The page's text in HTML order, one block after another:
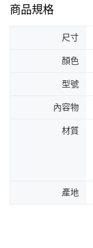
商品規格
尺寸
顏色
型號
內容物
材質
產地